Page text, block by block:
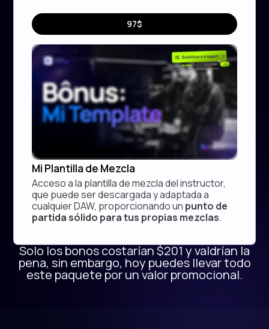
Template
Extra
97$
Mi Plantilla de Mezcla
Acceso a la plantilla de mezcla del instructor,
que puede ser descargada y adaptada a
cualquier DAW, proporcionando un punto de
partida sólido para tus propias mezclas.
Solo los bonos costarían $201 y valdrían la
pena, sin embargo, hoy puedes llevar todo
este paquete por un valor promocional.